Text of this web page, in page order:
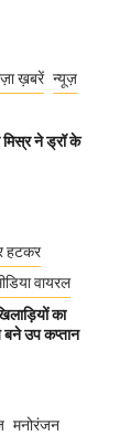
ख़बरें न्यूज़
ने ड्रॉ के
हटकर
वायरल
का
उप कप्तान
मनोरंजन